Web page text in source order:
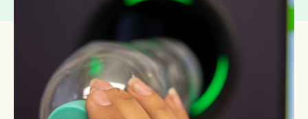
Wetgeving
Actueel
Veelgestelde vragen